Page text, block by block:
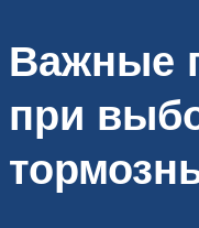
Важные
при